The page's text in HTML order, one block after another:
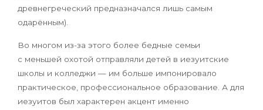
древнегреческий предназначался лишь самым
одарённым).
Во многом из-за этого более бедные семьи
с меньшей охотой отправляли детей в иезуитские
школы и колледжи — им больше импонировало
практическое, профессиональное образование. А для
иезуитов был характерен акцент именно